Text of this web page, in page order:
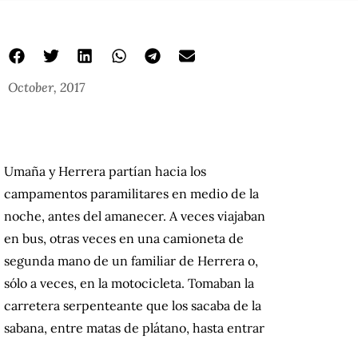
October, 2017
Umaña y Herrera partían hacia los
campamentos paramilitares en medio de la
noche, antes del amanecer. A veces viajaban
en bus, otras veces en una camioneta de
segunda mano de un familiar de Herrera o,
sólo a veces, en la motocicleta. Tomaban la
carretera serpenteante que los sacaba de la
sabana, entre matas de plátano, hasta entrar